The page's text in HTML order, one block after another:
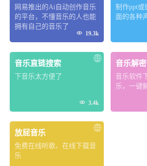
网易推出的Ai自动创作音乐
的平台，不懂音乐的人也能
拥有自己的音乐了
 19.3k
制作ppt或
面的各种
音乐直链搜索
下音乐太方便了
 3.4k
音乐解密
音乐软件
乐，一键
放屁音乐
免费在线听歌、在线下载音
乐